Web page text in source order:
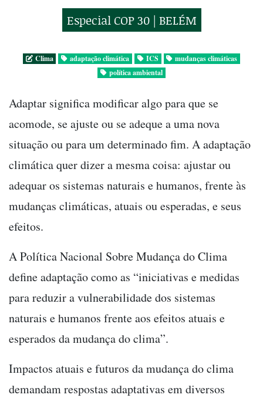
Especial COP 30 | BELÉM
Clima adaptação climática ICS
mudanças climáticas
política ambiental
Adaptar significa modificar algo para que se
acomode, se ajuste ou se adeque a uma nova
situação ou para um determinado fim. A adaptação
climática quer dizer a mesma coisa: ajustar ou
adequar os sistemas naturais e humanos, frente às
mudanças climáticas, atuais ou esperadas, e seus
efeitos.
A Política Nacional Sobre Mudança do Clima
define adaptação como as “iniciativas e medidas
para reduzir a vulnerabilidade dos sistemas
naturais e humanos frente aos efeitos atuais e
esperados da mudança do clima”.
Impactos atuais e futuros da mudança do clima
demandam respostas adaptativas em diversos